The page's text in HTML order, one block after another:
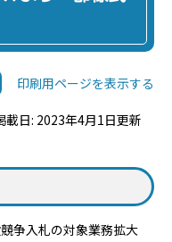
印刷用ページを表示する
載日: 2023年4月1日更新
争入札の対象業務拡大